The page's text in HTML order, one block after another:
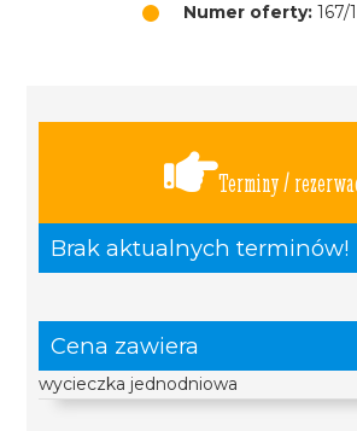
Numer oferty:167/
Terminy /
Brak aktualnych terminów!
Cena zawiera
wycieczka jednodniowa